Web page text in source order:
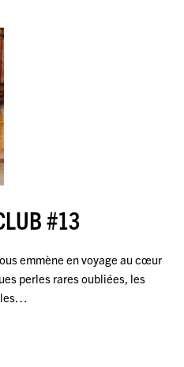
#13
emmène en voyage au cœur
perles rares oubliées, les